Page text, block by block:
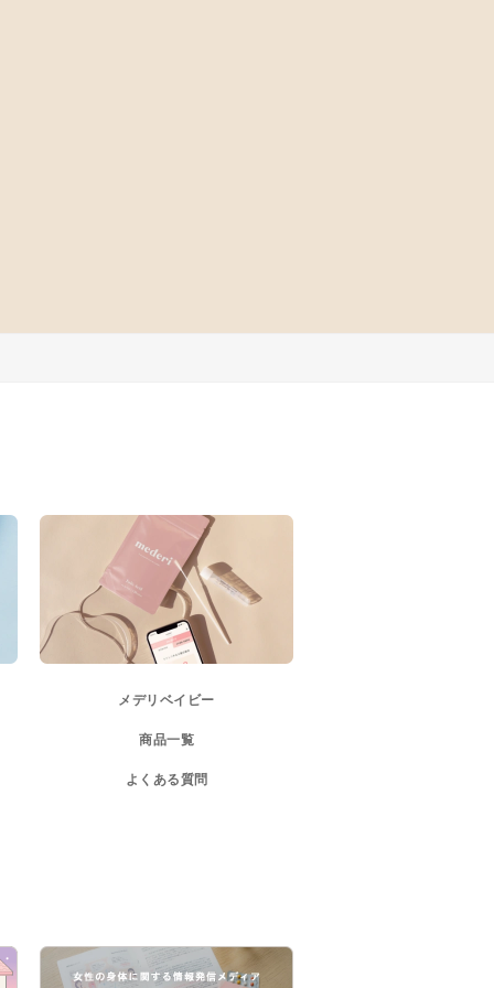
メデリベイビー
商品一覧
よくある質問